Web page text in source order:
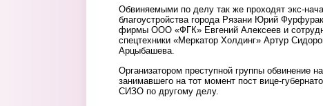
Обвиняемыми по делу так же проходят экс-
благоустройства города Рязани Юрий
фирмы ООО «ФГК» Евгений Алексеев и
спецтехники «Меркатор Холдинг» Артур
Арцыбашева.
Организатором преступной группы обвинение
занимавшего на тот момент пост вице-
СИЗО по другому делу.